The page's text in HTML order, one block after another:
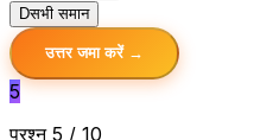
Dसभी समान
उत्तर जमा करें →
5
प्रश्न 5 / 10